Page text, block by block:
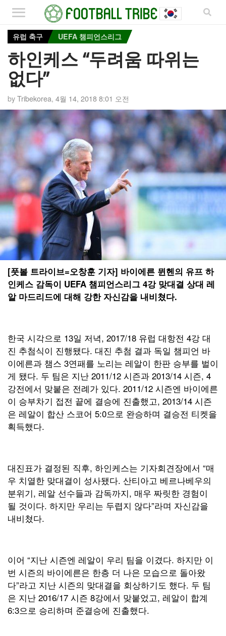
유럽 축구 UEFA 챔피언스리그
하인케스 “두려움 따위는
없다”
byTribekorea, 4월 14, 2018 8:01 오전
[풋볼 트라이브=오창훈 기자] 바이에른 뮌헨의 유프 하
인케스 감독이 UEFA 챔피언스리그 4강 맞대결 상대 레
알 마드리드에 대해 강한 자신감을 내비쳤다.
한국 시각으로 13일 저녁, 2017/18 유럽 대항전 4강 대
진 추첨식이 진행됐다. 대진 추첨 결과 독일 챔피언 바
이에른과 챔스 3연패를 노리는 레알이 한판 승부를 벌이
게 됐다. 두 팀은 지난 2011/12 시즌과 2013/14 시즌, 4
강전에서 맞붙은 전례가 있다. 2011/12 시즌엔 바이에른
이 승부차기 접전 끝에 결승에 진출했고, 2013/14 시즌
은 레알이 합산 스코어 5:0으로 완승하며 결승전 티켓을
획득했다.
대진표가 결정된 직후, 하인케스는 기자회견장에서 “매
우 치열한 맞대결이 성사됐다. 산티아고 베르나베우의
분위기, 레알 선수들과 감독까지, 매우 짜릿한 경험이
될 것이다. 하지만 우리는 두렵지 않다”라며 자신감을
내비쳤다.
이어 “지난 시즌엔 레알이 우리 팀을 이겼다. 하지만 이
번 시즌의 바이에른은 한층 더 나은 모습으로 돌아왔
다”라고 지난 시즌의 맞대결을 회상하기도 했다. 두 팀
은 지난 2016/17 시즌 8강에서 맞붙었고, 레알이 합계
6:3으로 승리하며 준결승에 진출했다.